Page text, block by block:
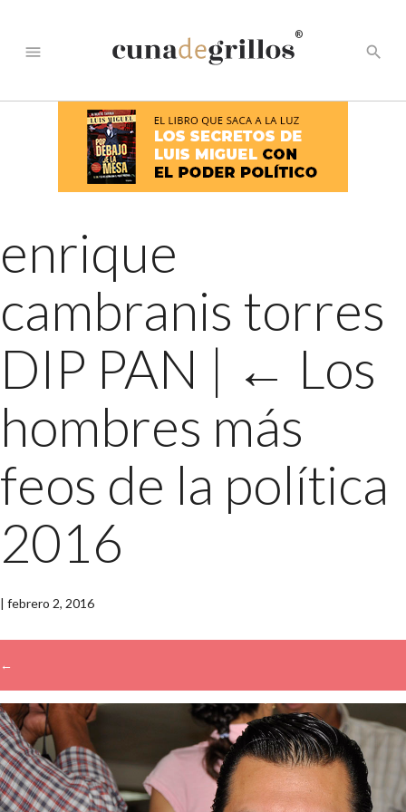
menu
®
search
enrique
cambranis torres
DIP PAN | ← Los
hombres más
feos de la política
2016
| febrero 2, 2016
←
→